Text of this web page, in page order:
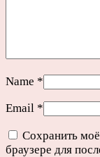
Name *
Email *
Сохранить
браузере для